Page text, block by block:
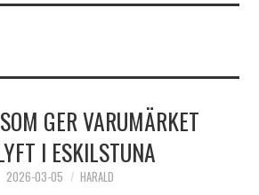
GER VARUMÄRKET
I ESKILSTUNA
2026-03-05 HARALD